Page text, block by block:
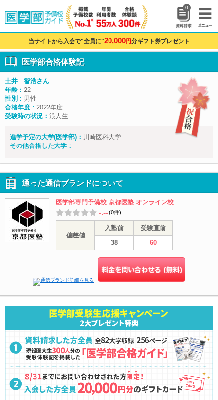
0
当サイトから入会で"全員に"20,000円分ギフト券プレゼント
医学部合格体験記
土井 智浩さん
年齢： 22
性別： 男性
合格年度： 2022年度
受験時の状況： 浪人生
進学予定の大学(医学部)： 川崎医科大学
その他合格した大学：
通った通信ブランドについて
医学部専門予備校 京都医塾 オンライン校
-.--(0件)
偏差値
入塾前
受験直前
38
60